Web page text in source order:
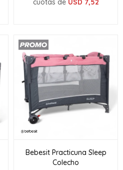
cuotas de USD 7,52
Bebesit Practicuna Sleep
Colecho